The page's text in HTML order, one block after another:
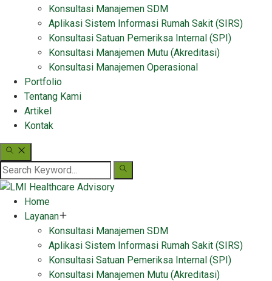
Konsultasi Manajemen SDM
Aplikasi Sistem Informasi Rumah Sakit (SIRS)
Konsultasi Satuan Pemeriksa Internal (SPI)
Konsultasi Manajemen Mutu (Akreditasi)
Konsultasi Manajemen Operasional
Portfolio
Tentang Kami
Artikel
Kontak
Home
Layanan
Konsultasi Manajemen SDM
Aplikasi Sistem Informasi Rumah Sakit (SIRS)
Konsultasi Satuan Pemeriksa Internal (SPI)
Konsultasi Manajemen Mutu (Akreditasi)